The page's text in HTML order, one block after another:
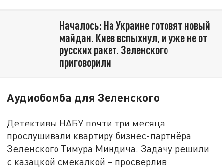
Началось: На Украине готовят новый
майдан. Киев вспыхнул, и уже не от
русских ракет. Зеленского
приговорили
Аудиобомба для Зеленского
Детективы НАБУ почти три месяца
прослушивали квартиру бизнес-партнёра
Зеленского Тимура Миндича. Задачу решили
с казацкой смекалкой – просверлив